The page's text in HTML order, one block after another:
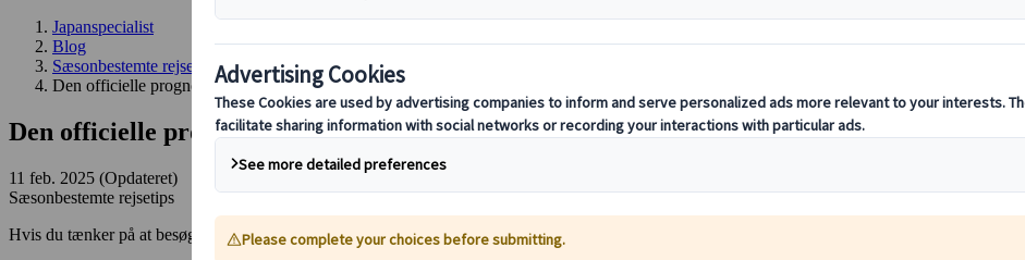
Japanspecialist
Blog
Sæsonbestemte rejsetips
Den officielle prognose for kirsebærblomstring i Japan 2025
Den officielle prognose for kirsebærblomstring i Japan 2025
11 feb. 2025 (Opdateret)
Sæsonbestemte rejsetips
Hvis du tænker på at besøge Japan i foråret 2025, så har du heldet med dig! Prognosen for dette års kirsebærblomstring er nemlig blevet frigivet